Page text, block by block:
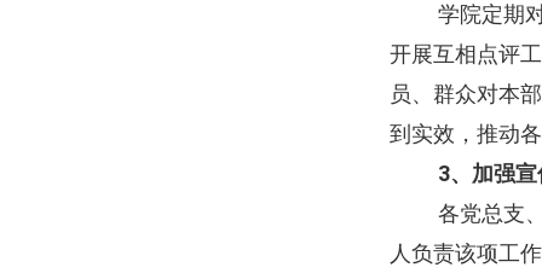
学院定期
开展互相点评
员、群众对本
到实效，推动
3、加强
各党总支
人负责该项工